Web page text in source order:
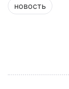
новость